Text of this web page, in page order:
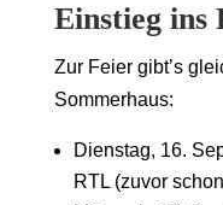
Einstieg ins
Zur Feier gibt’s
Sommerhaus:
Dienstag, 16.
RTL (zuvor